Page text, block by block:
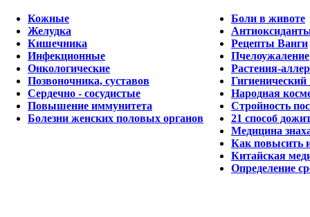
Кожные
Желудка
Кишечника
Инфекционные
Онкологические
Позвоночника, суставов
Сердечно - сосудистые
Повышение иммунитета
Болезни женских половых органов
Боли в животе
Рецепты Ванги
Пчелоужаление
Растения-
Народная
Стройность
21 способ
Медицина
Как повысить
Китайская
Определение